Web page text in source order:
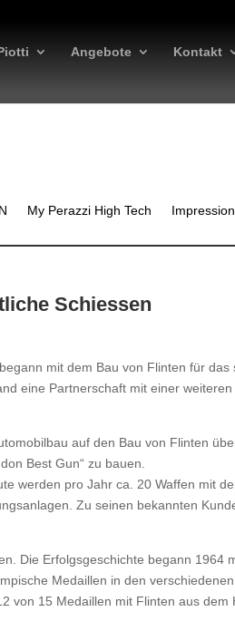
Angebote Kontakt
My Perazzi High Tech
Schiessen
mit dem Bau von Flinten für das
eine Partnerschaft mit einer
auf den Bau von Flinten
Best Gun“ zu bauen.
werden pro Jahr ca. 20 Waffen mit
Zu seinen bekannten
Die Erfolgsgeschichte begann 1964
Medaillen in den
von 15 Medaillen mit Flinten aus dem